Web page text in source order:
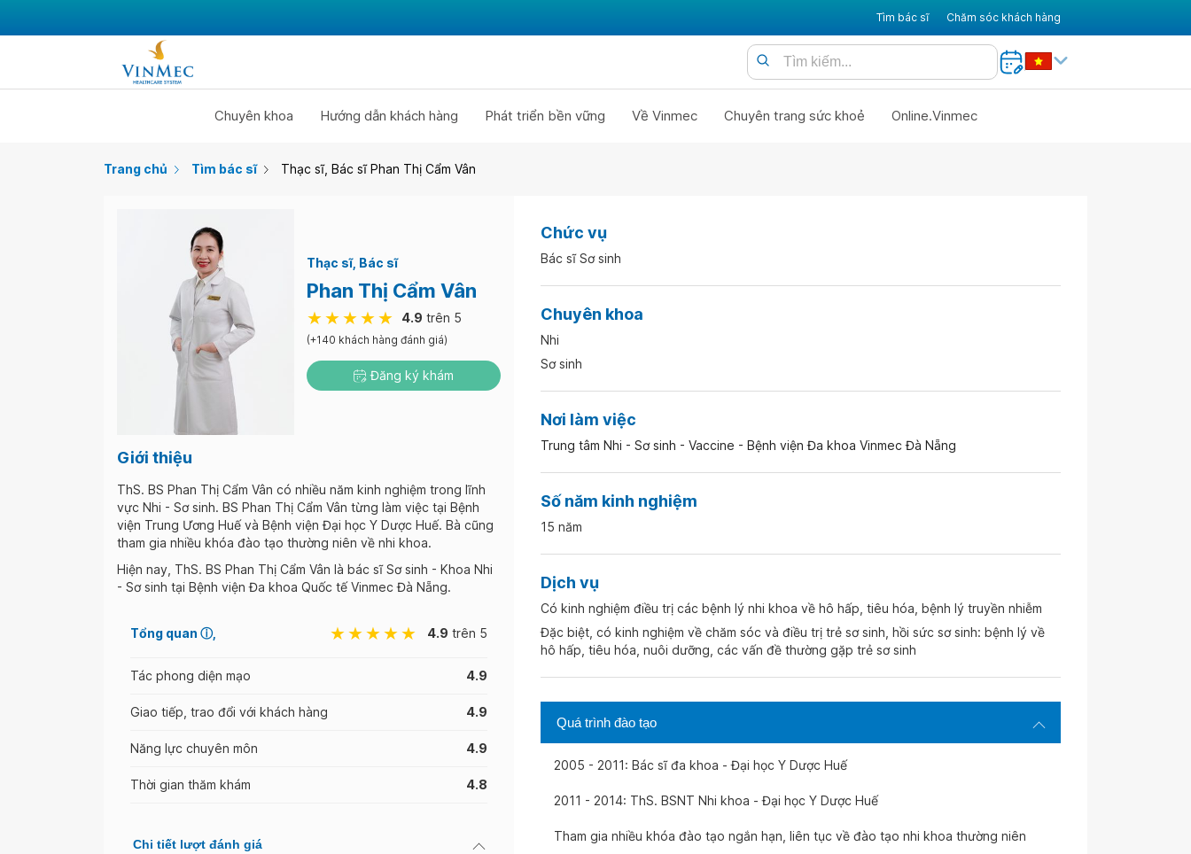
Tìm bác sĩ Chăm sóc khách hàng
Chuyên khoa Hướng dẫn khách hàng Phát triển bền vững Về Vinmec Chuyên trang sức khoẻ Online.Vinmec
Trang chủ Tìm bác sĩ Thạc sĩ, Bác sĩ Phan Thị Cẩm Vân
Thạc sĩ Bác sĩ
Phan Thị Cẩm Vân
4.9 trên 5
(+140 khách hàng đánh giá)
Đăng ký khám
Giới thiệu
ThS. BS Phan Thị Cẩm Vân có nhiều năm kinh nghiệm trong lĩnh
vực Nhi - Sơ sinh. BS Phan Thị Cẩm Vân từng làm việc tại Bệnh
viện Trung Ương Huế và Bệnh viện Đại học Y Dược Huế. Bà cũng
tham gia nhiều khóa đào tạo thường niên về nhi khoa.
Hiện nay, ThS. BS Phan Thị Cẩm Vân là bác sĩ Sơ sinh - Khoa Nhi
- Sơ sinh tại Bệnh viện Đa khoa Quốc tế Vinmec Đà Nẵng.
Tổng quan ⓘ 4.9 trên 5
Tác phong diện mạo 4.9
Giao tiếp, trao đổi với khách hàng 4.9
Năng lực chuyên môn 4.9
Thời gian thăm khám 4.8
Chi tiết lượt đánh giá
Chức vụ
Bác sĩ Sơ sinh
Chuyên khoa
Nhi
Sơ sinh
Nơi làm việc
Trung tâm Nhi - Sơ sinh - Vaccine - Bệnh viện Đa khoa Vinmec Đà Nẵng
Số năm kinh nghiệm
15 năm
Dịch vụ
Có kinh nghiệm điều trị các bệnh lý nhi khoa về hô hấp, tiêu hóa, bệnh lý truyền nhiễm
Đặc biệt, có kinh nghiệm về chăm sóc và điều trị trẻ sơ sinh, hồi sức sơ sinh: bệnh lý về
hô hấp, tiêu hóa, nuôi dưỡng, các vấn đề thường gặp trẻ sơ sinh
Quá trình đào tạo
2005 - 2011: Bác sĩ đa khoa - Đại học Y Dược Huế
2011 - 2014: ThS. BSNT Nhi khoa - Đại học Y Dược Huế
Tham gia nhiều khóa đào tạo ngắn hạn, liên tục về đào tạo nhi khoa thường niên